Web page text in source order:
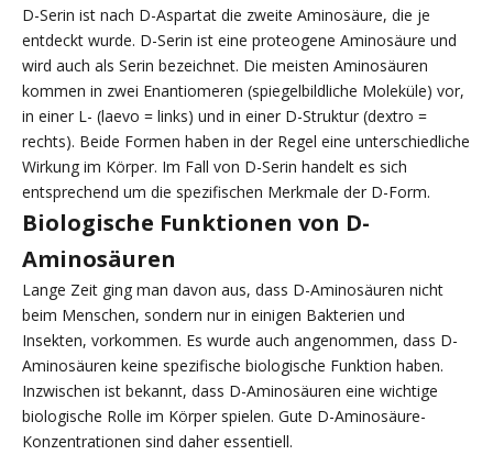
D-Serin ist nach D-Aspartat die zweite Aminosäure, die je
entdeckt wurde. D-Serin ist eine proteogene Aminosäure und
wird auch als Serin bezeichnet. Die meisten Aminosäuren
kommen in zwei Enantiomeren (spiegelbildliche Moleküle) vor,
in einer L- (laevo = links) und in einer D-Struktur (dextro =
rechts). Beide Formen haben in der Regel eine unterschiedliche
Wirkung im Körper. Im Fall von D-Serin handelt es sich
entsprechend um die spezifischen Merkmale der D-Form.
Biologische Funktionen von D-
Aminosäuren
Lange Zeit ging man davon aus, dass D-Aminosäuren nicht
beim Menschen, sondern nur in einigen Bakterien und
Insekten, vorkommen. Es wurde auch angenommen, dass D-
Aminosäuren keine spezifische biologische Funktion haben.
Inzwischen ist bekannt, dass D-Aminosäuren eine wichtige
biologische Rolle im Körper spielen. Gute D-Aminosäure-
Konzentrationen sind daher essentiell.